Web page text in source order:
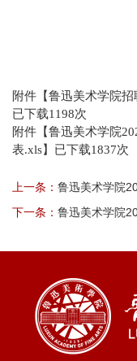
附件【鲁迅美术学院
已下载1198次
附件【鲁迅美术学院
表.xls】已下载1837次
上一条： 鲁迅美术学院
下一条： 鲁迅美术学院